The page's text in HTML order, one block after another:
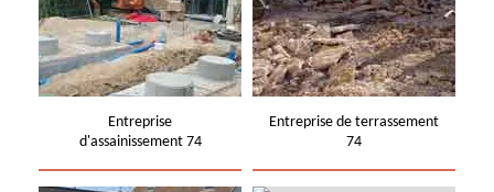
Entreprise
d'assainissement 74
Entreprise de terrassement
74